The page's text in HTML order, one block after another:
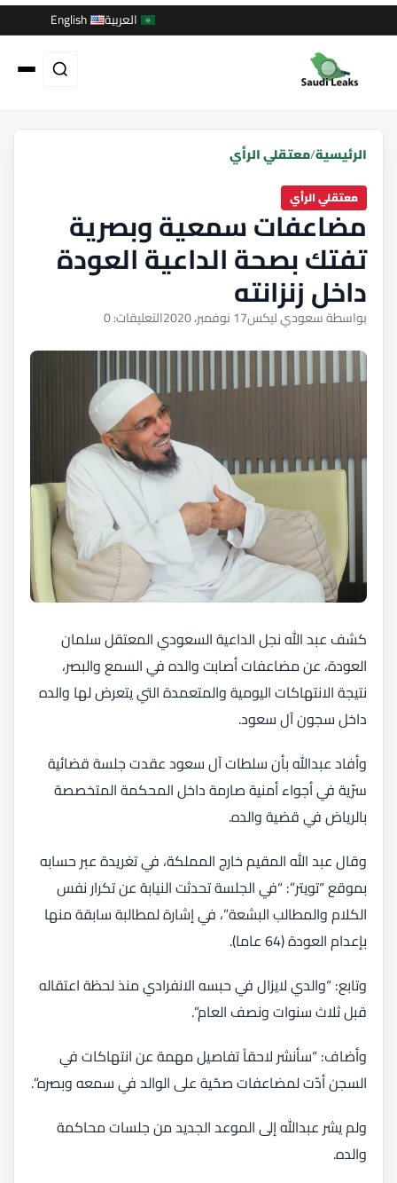
العربية English
الرئيسية/معتقلي الرأي
معتقلي الرأي
مضاعفات سمعية وبصرية
تفتك بصحة الداعية العودة
داخل زنزانته
بواسطة سعودي ليكس17 نوفمبر، 2020 التعليقات: 0
كشف عبد الله نجل الداعية السعودي المعتقل سلمان
العودة، عن مضاعفات أصابت والده في السمع والبصر،
نتيجة الانتهاكات اليومية والمتعمدة التي يتعرض لها والده
داخل سجون آل سعود.
وأفاد عبدالله بأن سلطات آل سعود عقدت جلسة قضائية
سرّية في أجواء أمنية صارمة داخل المحكمة المتخصصة
بالرياض في قضية والده.
وقال عبد الله المقيم خارج المملكة، في تغريدة عبر حسابه
بموقع “تويتر”: “في الجلسة تحدثت النيابة عن تكرار نفس
الكلام والمطالب البشعة”، في إشارة لمطالبة سابقة منها
بإعدام العودة (64 عاما).
وتابع: “والدي لايزال في حبسه الانفرادي منذ لحظة اعتقاله
قبل ثلاث سنوات ونصف العام”.
وأضاف: “سأنشر لاحقاً تفاصيل مهمة عن انتهاكات في
السجن أدّت لمضاعفات صحّية على الوالد في سمعه وبصره”.
ولم يشر عبدالله إلى الموعد الجديد من جلسات محاكمة
والده.